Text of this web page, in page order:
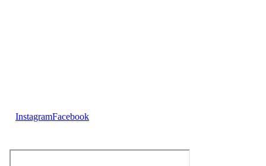
InstagramFacebook